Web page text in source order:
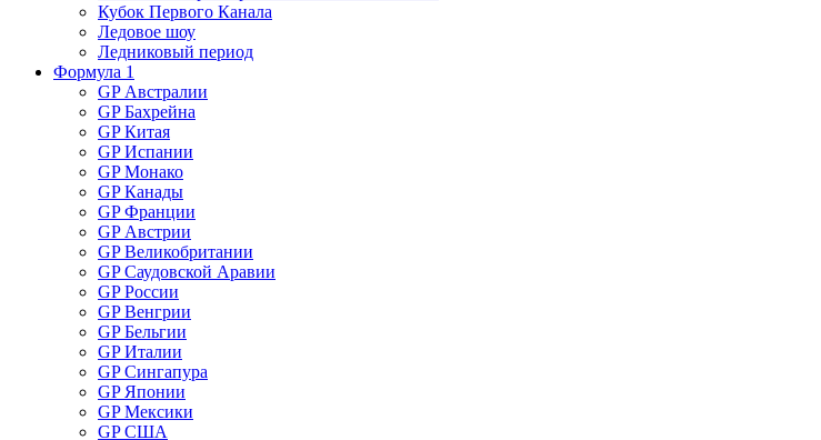
Кубок Первого Канала
Ледовое шоу
Ледниковый период
Формула 1
GP Австралии
GP Бахрейна
GP Китая
GP Испании
GP Монако
GP Канады
GP Франции
GP Австрии
GP Великобритании
GP Саудовской Аравии
GP России
GP Венгрии
GP Бельгии
GP Италии
GP Сингапура
GP Японии
GP Мексики
GP США